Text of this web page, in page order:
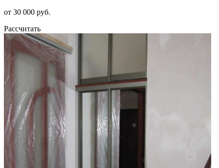
от 30 000 руб.
Рассчитать